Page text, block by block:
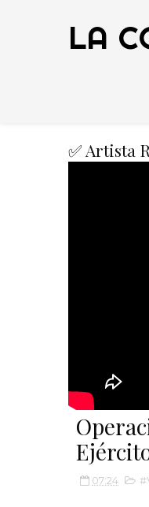
LA
✅ Artista
07:24